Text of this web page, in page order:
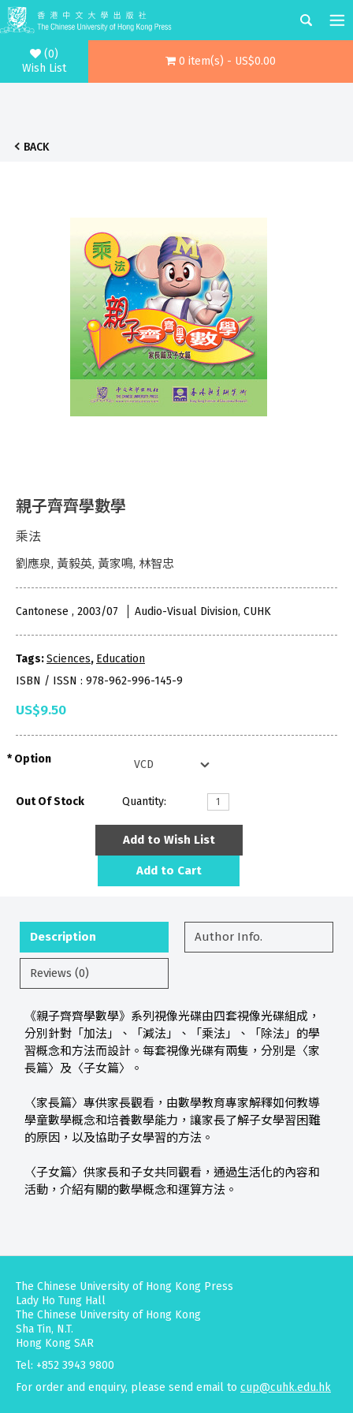
(0)
Wish List
0 item(s) - US$0.00
BACK
親子齊齊學數學
乘法
劉應泉, 黃毅英, 黃家鳴, 林智忠
Cantonese , 2003/07 Audio-Visual Division, CUHK
Tags:Sciences, Education
ISBN / ISSN : 978-962-996-145-9
US$9.50
Option
Out Of Stock Quantity:
Add to Wish List
Add to Cart
Description Author Info.
Reviews (0)
《親子齊齊學數學》系列視像光碟由四套視像光碟組成，
分別針對「加法」、「減法」、「乘法」、「除法」的學
習概念和方法而設計。每套視像光碟有兩隻，分別是〈家
長篇〉及〈子女篇〉。
〈家長篇〉專供家長觀看，由數學教育專家解釋如何教導
學童數學概念和培養數學能力，讓家長了解子女學習困難
的原因，以及協助子女學習的方法。
〈子女篇〉供家長和子女共同觀看，通過生活化的內容和
活動，介紹有關的數學概念和運算方法。
The Chinese University of Hong Kong Press
Lady Ho Tung Hall
The Chinese University of Hong Kong
Sha Tin, N.T.
Hong Kong SAR
Tel: +852 3943 9800
For order and enquiry, please send email to cup@cuhk.edu.hk